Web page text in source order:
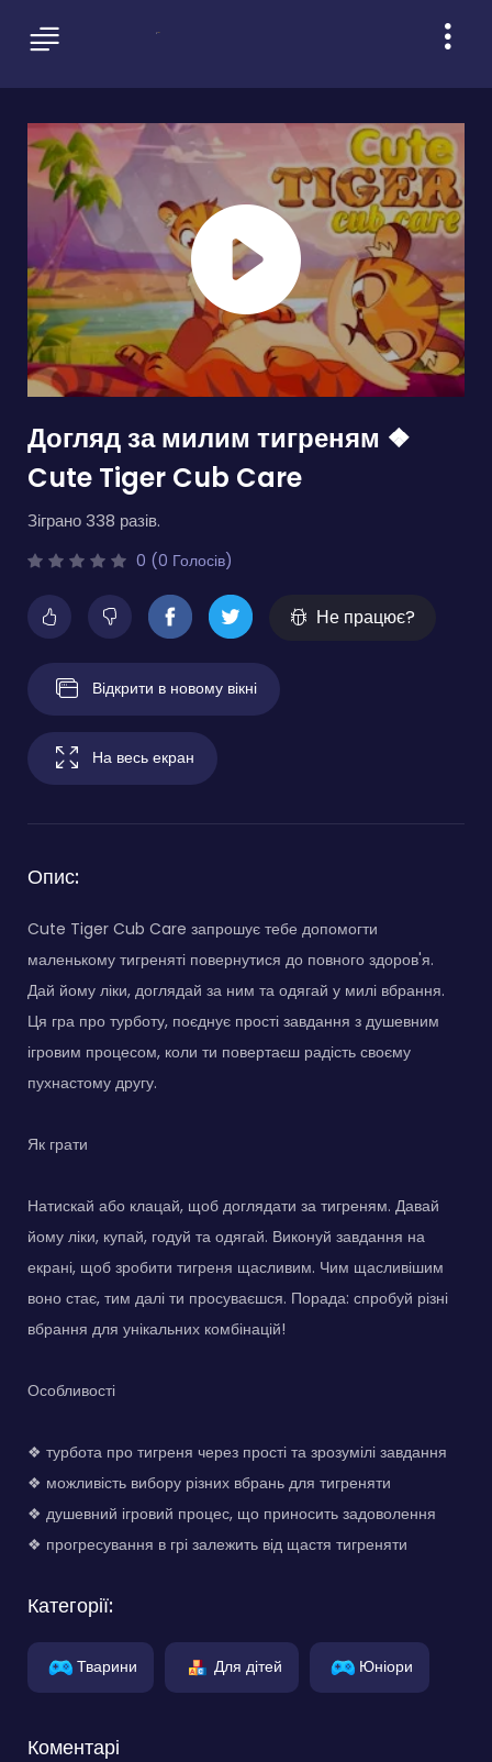
Догляд за милим тигреням ❖
Cute Tiger Cub Care
Зіграно 338 разів.
0 (0 Голосів)
Не працює?
Відкрити в новому вікні
На весь екран
Опис:
Cute Tiger Cub Care запрошує тебе допомогти
маленькому тигреняті повернутися до повного здоров'я.
Дай йому ліки, доглядай за ним та одягай у милі вбрання.
Ця гра про турботу, поєднує прості завдання з душевним
ігровим процесом, коли ти повертаєш радість своєму
пухнастому другу.
Як грати
Натискай або клацай, щоб доглядати за тигреням. Давай
йому ліки, купай, годуй та одягай. Виконуй завдання на
екрані, щоб зробити тигреня щасливим. Чим щасливішим
воно стає, тим далі ти просуваєшся. Порада: спробуй різні
вбрання для унікальних комбінацій!
Особливості
❖ турбота про тигреня через прості та зрозумілі завдання
❖ можливість вибору різних вбрань для тигреняти
❖ душевний ігровий процес, що приносить задоволення
❖ прогресування в грі залежить від щастя тигреняти
Категорії:
Тварини Для дітей Юніори
Коментарі